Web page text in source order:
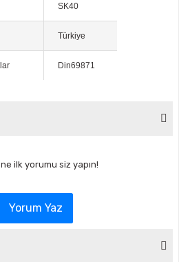
SK40
Türkiye
Din69871
ilk yorumu siz yapın!
Yorum Yaz